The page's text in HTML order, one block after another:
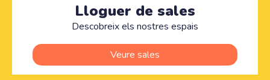
Lloguer de sales
Descobreix els nostres espais
Veure sales